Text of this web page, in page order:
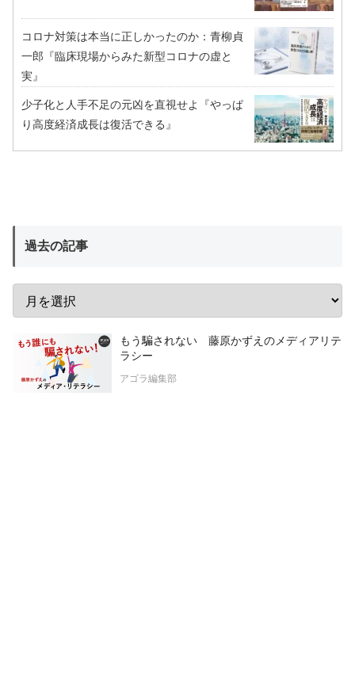
コロナ対策は本当に正しかったのか：青柳貞
一郎『臨床現場からみた新型コロナの虚と
実』
少子化と人手不足の元凶を直視せよ『やっぱ
り高度経済成長は復活できる』
過去の記事
もう騙されない 藤原かずえのメディアリテ
ラシー
アゴラ編集部